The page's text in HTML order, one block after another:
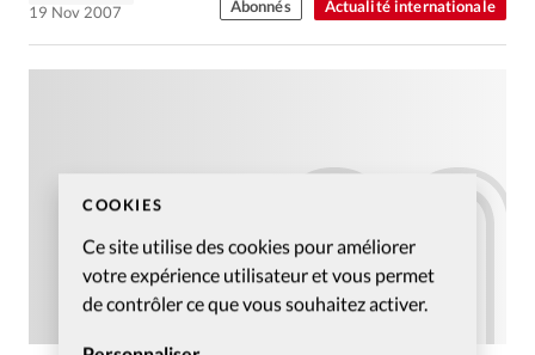
COOKIES
Ce site utilise des cookies pour améliorer
votre expérience utilisateur et vous permet
de contrôler ce que vous souhaitez activer.
Actualité internationale
19 Nov 2007
Abonnés